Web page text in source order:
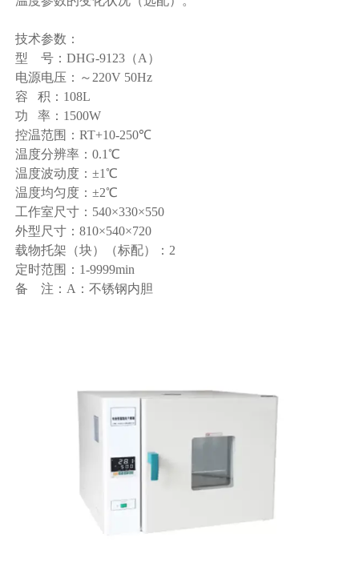
技术参数：
型 号：DHG-9123（A）
电源电压：～220V 50Hz
容 积：108L
功 率：1500W
控温范围：RT+10-250℃
温度分辨率：0.1℃
温度波动度：±1℃
温度均匀度：±2℃
工作室尺寸：540×330×550
外型尺寸：810×540×720
载物托架（块）（标配）：2
定时范围：1-9999min
备 注：A：不锈钢内胆